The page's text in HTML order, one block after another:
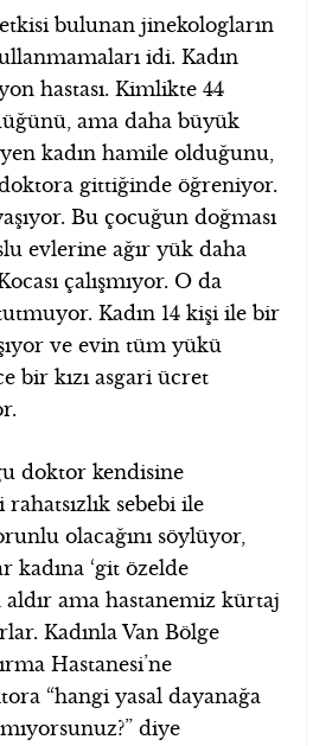
bulunan jinekologların
idi. Kadın
hastası. Kimlikte 44
ama daha büyük
kadın hamile olduğunu,
gittiğinde öğreniyor.
Bu çocuğun doğması
evlerine ağır yük daha
çalışmıyor. O da
Kadın 14 kişi ile bir
ve evin tüm yükü
bir kızı asgari ücret
doktor kendisine
sebebi ile
olacağını söylüyor,
kadına ‘git özelde
aldır ama hastanemiz kürtaj
Kadınla Van Bölge
Hastanesi’ne
“hangi yasal dayanağa
diye